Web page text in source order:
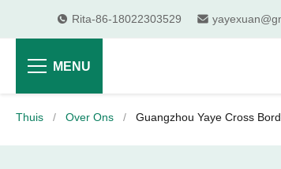
Rita-86-18022303529
MENU
Thuis / Over Ons / Guangzhou Yaye Cross